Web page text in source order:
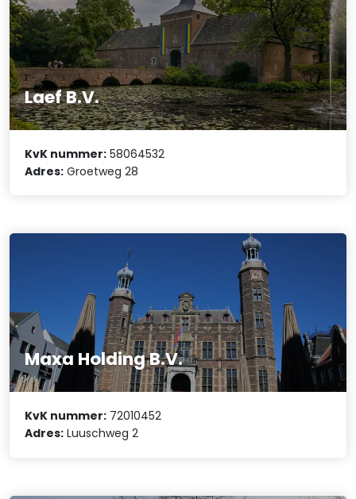
Laef B.V.
KvK nummer: 58064532
Adres: Groetweg 28
Maxa Holding B.V.
KvK nummer: 72010452
Adres: Luuschweg 2